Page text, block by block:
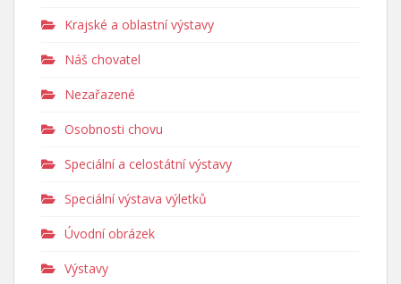
Krajské a oblastní výstavy
Náš chovatel
Nezařazené
Osobnosti chovu
Speciální a celostátní výstavy
Speciální výstava výletků
Úvodní obrázek
Výstavy